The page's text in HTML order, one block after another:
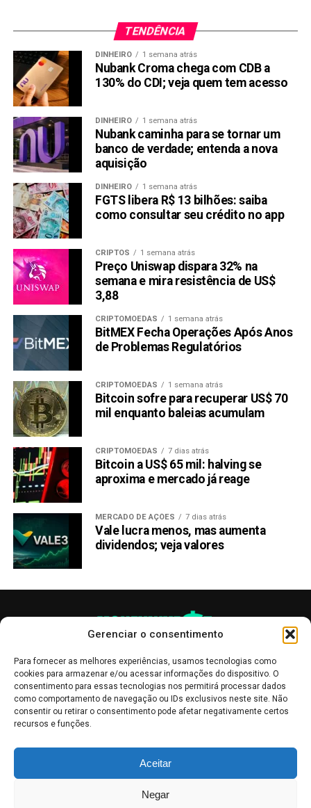
Gerenciar o consentimento
Para fornecer as melhores experiências, usamos tecnologias como
cookies para armazenar e/ou acessar informações do dispositivo. O
consentimento para essas tecnologias nos permitirá processar dados
como comportamento de navegação ou IDs exclusivos neste site. Não
consentir ou retirar o consentimento pode afetar negativamente certos
recursos e funções.
Aceitar
Negar
TENDÊNCIA
DINHEIRO 1 semana atrás
Nubank Croma chega com CDB a
130% do CDI; veja quem tem acesso
DINHEIRO 1 semana atrás
Nubank caminha para se tornar um
banco de verdade; entenda a nova
aquisição
DINHEIRO 1 semana atrás
FGTS libera R$ 13 bilhões: saiba
como consultar seu crédito no app
CRIPTOS 1 semana atrás
Preço Uniswap dispara 32% na
semana e mira resistência de US$
3,88
CRIPTOMOEDAS 1 semana atrás
BitMEX Fecha Operações Após Anos
de Problemas Regulatórios
CRIPTOMOEDAS 1 semana atrás
Bitcoin sofre para recuperar US$ 70
mil enquanto baleias acumulam
CRIPTOMOEDAS 7 dias atrás
Bitcoin a US$ 65 mil: halving se
aproxima e mercado já reage
MERCADO DE AÇÕES 7 dias atrás
Vale lucra menos, mas aumenta
dividendos; veja valores
informativo, servindo como boletins de divulgação, e não devem ser
interpretadas como recomendações de investimento.Leia mais
Bolsa de Valores